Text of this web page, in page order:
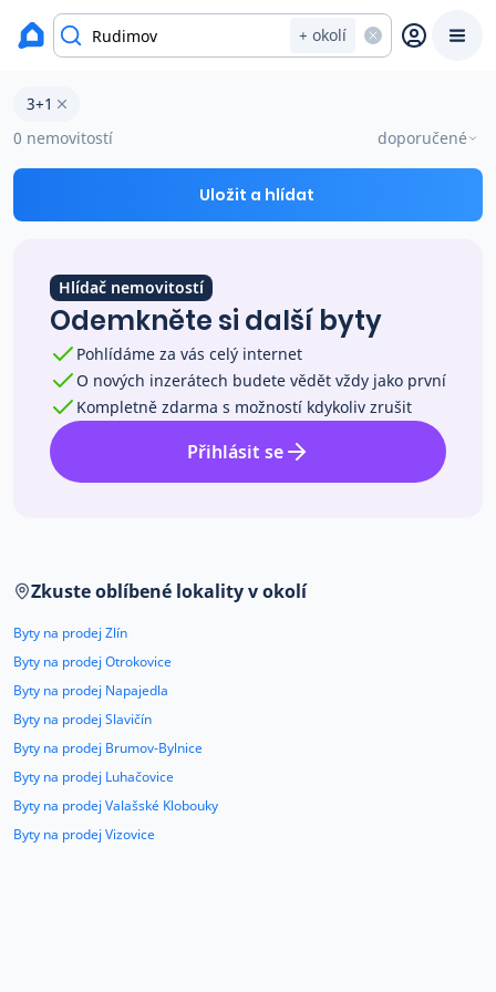
+ okolí
Prodat
Prodej s Reas.cz
Ceny prodaných nemovitostí
Okamžitý výkup
Přehled realitních makléřů
O nás
Kariéra
Kontakt
okres Zlín
Byty 3+1 na prodej Rudimov
3+1
0 nemovitostí
doporučené
Uložit a hlídat
Hlídač nemovitostí
Odemkněte si další byty
Pohlídáme za vás celý internet
O nových inzerátech budete vědět vždy jako první
Kompletně zdarma s možností kdykoliv zrušit
Přihlásit se
Zkuste oblíbené lokality v okolí
Byty na prodej Zlín
Byty na prodej Otrokovice
Byty na prodej Napajedla
Byty na prodej Slavičín
Byty na prodej Brumov-Bylnice
Byty na prodej Luhačovice
Byty na prodej Valašské Klobouky
Byty na prodej Vizovice